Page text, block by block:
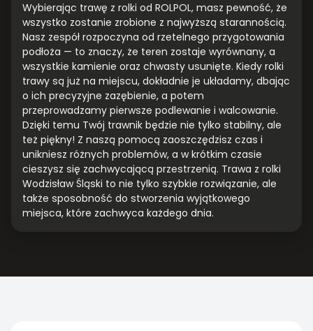
Wybierając trawę z rolki od ROLPOL, masz pewność, że
wszystko zostanie zrobione z najwyższą starannością.
Nasz zespół rozpoczyna od rzetelnego przygotowania
podłoża — to znaczy, że teren zostaje wyrównany, a
wszystkie kamienie oraz chwasty usunięte. Kiedy rolki
trawy są już na miejscu, dokładnie je układamy, dbając
o ich precyzyjne zazębienie, a potem
przeprowadzamy pierwsze podlewanie i walcowanie.
Dzięki temu Twój trawnik będzie nie tylko stabilny, ale
też piękny! Z naszą pomocą zaoszczędzisz czas i
unikniesz różnych problemów, a w krótkim czasie
cieszysz się zachwycającą przestrzenią. Trawa z rolki
Wodzisław Śląski to nie tylko szybkie rozwiązanie, ale
także sposobność do stworzenia wyjątkowego
miejsca, które zachwyca każdego dnia.